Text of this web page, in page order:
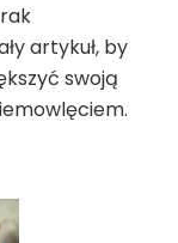
artykuł, by
swoją